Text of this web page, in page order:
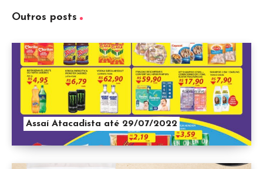
Outros posts
Assaí Atacadista até 29/07/2022